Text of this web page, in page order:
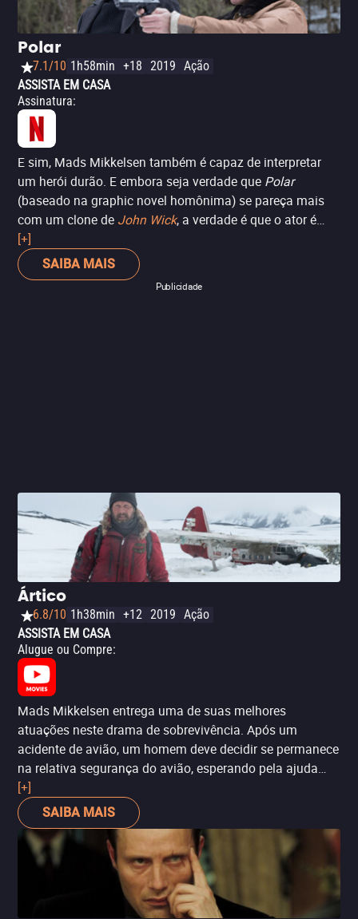
Polar
7.1/10 1h58min +18 2019 Ação
ASSISTA EM CASA
Assinatura:
E sim, Mads Mikkelsen também é capaz de interpretar
um herói durão. E embora seja verdade que Polar
(baseado na graphic novel homônima) se pareça mais
com um clone de John Wick, a verdade é que o ator é
convincente. A trama segue um assassino de aluguel
aposentado que, depois de encontrar uma vida tranquila,
tem que voltar à escuridão quando o passado vem
[+]
SAIBA MAIS
Publicidade
Ártico
6.8/10 1h38min +12 2019 Ação
ASSISTA EM CASA
Alugue ou Compre:
Mads Mikkelsen entrega uma de suas melhores
atuações neste drama de sobrevivência. Após um
acidente de avião, um homem deve decidir se permanece
na relativa segurança do avião, esperando pela ajuda
que pode nunca chegar, ou se aventura no desconhecido
em busca de salvação para si mesmo e uma mulher
doente (Maria Thelma Smáradóttir).Árticoé um drama
pequeno, mas que conta com poucos atores para
alcançar um grande impacto emocional, em uma história
sobre dois humanos que devem lutar com seus corpos e
espíritos contra uma natureza inclemente.
[+]
SAIBA MAIS